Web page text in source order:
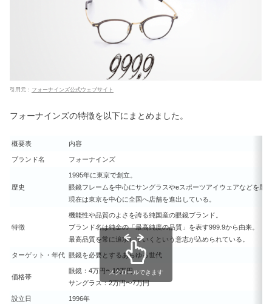
ボリーナは買ってはいけないの口コミ
は嘘！どれがいい？【比較】
マルニの年齢層！財布は40代もOK？
ハンモックバッグ愛用の芸能人は？
アンドハニーのヘアオイルは良くな
い？どれがいい・違いや使い方
スタンダードプロダクツの口コミ！店
舗はどこ＆おすすめ商品《食器・包
丁》
アルガンオイルの効果とは｜髪の使い
引用元： フォーナインズ公式ウェブサイト
フォーナインズの特徴を以下にまとめました。
概要表 内容
ブランド名 フォーナインズ
歴史
1995年に東京で創立。
眼鏡フレームを中心にサングラスやeスポーツアイウェアなどを展
現在は東京を中心に全国へ店舗を進出している。
特徴
機能性や品質のよさを誇る純国産の眼鏡ブランド。
ブランド名は純金の「最高純度の品質」を表す999.9から由来。
最高品質を常に追求していくという意志が込められている。
ターゲット・年代 眼鏡を必要とするあらゆる世代
価格帯
眼鏡：4万円〜10万円
サングラス：2万円〜7万円
設立日 1996年
スクロールできます